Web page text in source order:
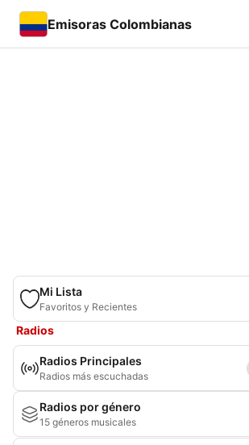
Emisoras Colombianas
Mi Lista
Favoritos y Recientes
Radios
Radios Principales
Radios más escuchadas
Radios por género
15 géneros musicales